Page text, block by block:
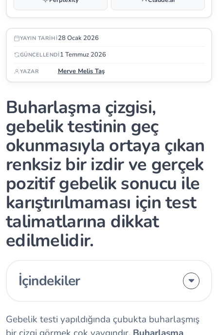
YAYIN TARIHI28 Ocak 2026
GÜNCELLENDI1 Temmuz 2026
YAZAR Merve Melis Taş
Buharlaşma çizgisi,
gebelik testinin geç
okunmasıyla ortaya çıkan
renksiz bir izdir ve gerçek
pozitif gebelik sonucu ile
karıştırılmaması için test
talimatlarına dikkat
edilmelidir.
İçindekiler
Gebelik testi yapıldığında çubukta buharlaşmış